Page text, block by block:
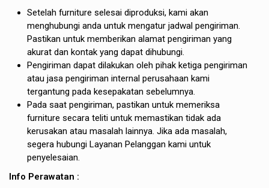
Setelah furniture selesai diproduksi, kami akan
menghubungi anda untuk mengatur jadwal pengiriman.
Pastikan untuk memberikan alamat pengiriman yang
akurat dan kontak yang dapat dihubungi.
Pengiriman dapat dilakukan oleh pihak ketiga pengiriman
atau jasa pengiriman internal perusahaan kami
tergantung pada kesepakatan sebelumnya.
Pada saat pengiriman, pastikan untuk memeriksa
furniture secara teliti untuk memastikan tidak ada
kerusakan atau masalah lainnya. Jika ada masalah,
segera hubungi Layanan Pelanggan kami untuk
penyelesaian.
Info Perawatan :